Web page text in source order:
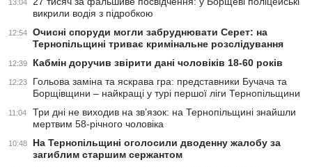
13:04
викрили водія з підробкою
12:54
Очисні споруди могли забруднювати Серет: на
Тернопільщині триває кримінальне розслідування
12:39 Кабмін доручив звірити дані чоловіків 18-60 років
12:23
Гольова заміна та яскрава гра: представники Бучача та
Борщівщини – найкращі у турі першої ліги Тернопільщини
11:04
Три дні не виходив на зв’язок: на Тернопільщині знайшли
мертвим 58-річного чоловіка
10:48
На Тернопільщині оголосили дводенну жалобу за
загиблим старшим сержантом